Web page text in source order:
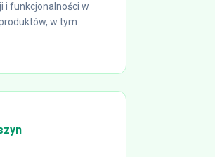
i funkcjonalności w
w tym